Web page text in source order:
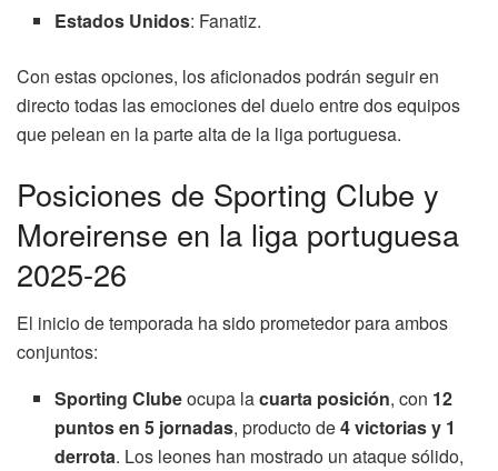
Estados Unidos: Fanatiz.
Con estas opciones, los aficionados podrán seguir en
directo todas las emociones del duelo entre dos equipos
que pelean en la parte alta de la liga portuguesa.
Posiciones de Sporting Clube y
Moreirense en la liga portuguesa
2025-26
El inicio de temporada ha sido prometedor para ambos
conjuntos:
Sporting Clubeocupa lacuarta posición, con 12
puntos en 5 jornadas, producto de4 victorias y 1
derrota. Los leones han mostrado un ataque sólido,